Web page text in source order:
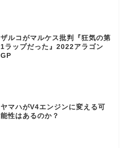
ザルコがマルケス批判『狂気の第
1ラップだった』2022アラゴン
GP
ヤマハがV4エンジンに変える可
能性はあるのか？